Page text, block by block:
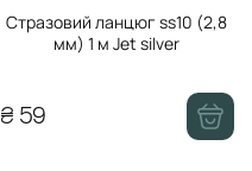
Стразовий ланцюг ss10 (2,8
мм) 1 м Jet silver
₴ 59